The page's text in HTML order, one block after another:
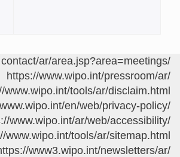
https://
https://www.wipo.int/tools/
https://www.wipo.int/en/
https://www.wipo.int/ar/
https://www.wipo.int/tools/
https://